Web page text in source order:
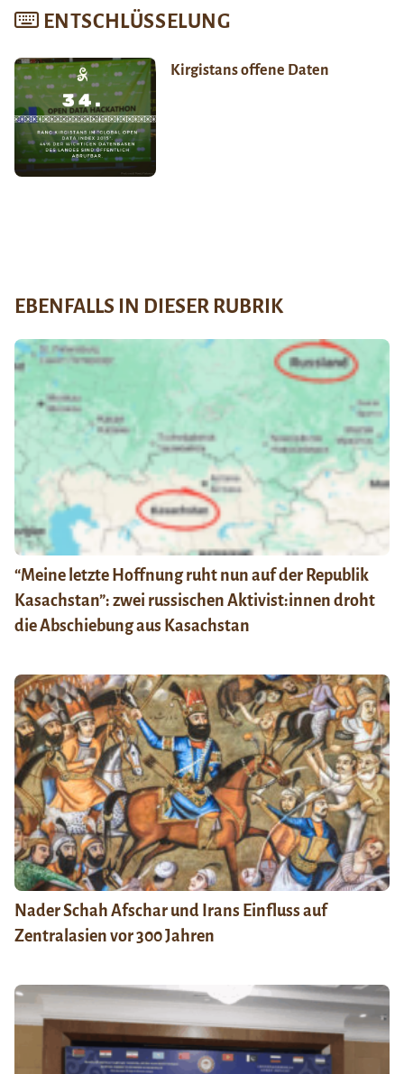
ENTSCHLÜSSELUNG
Kirgistans offene Daten
EBENFALLS IN DIESER RUBRIK
“Meine letzte Hoffnung ruht nun auf der Republik
Kasachstan”: zwei russischen Aktivist:innen droht
die Abschiebung aus Kasachstan
Nader Schah Afschar und Irans Einfluss auf
Zentralasien vor 300 Jahren